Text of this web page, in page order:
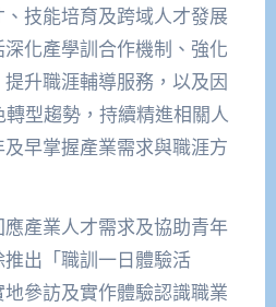
技能培育及跨域人才發展
化產學訓合作機制、強化
升職涯輔導服務，以及因
型趨勢，持續精進相關人
早掌握產業需求與職涯方
產業人才需求及協助青年
出「職訓一日體驗活
參訪及實作體驗認識職業